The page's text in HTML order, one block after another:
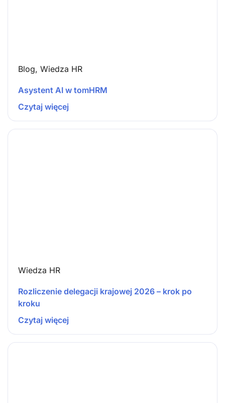
Blog, Wiedza HR
Asystent AI w tomHRM
Czytaj więcej
Wiedza HR
Rozliczenie delegacji krajowej 2026 – krok po
kroku
Czytaj więcej